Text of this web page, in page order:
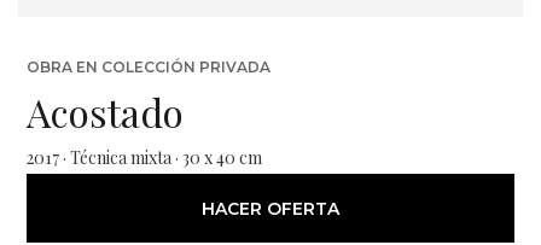
OBRA EN COLECCIÓN PRIVADA
Acostado
2017 · Técnica mixta · 30 x 40 cm
HACER OFERTA